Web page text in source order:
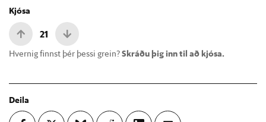
Kjósa
21
Hvernig finnst þér þessi grein?Skráðu þig inn til að kjósa.
Deila